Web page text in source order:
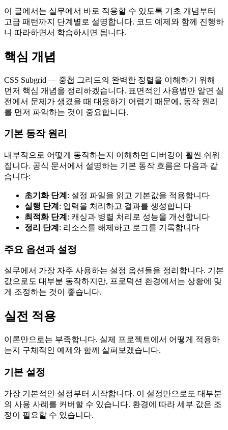
이 글에서는 실무에서 바로 적용할 수 있도록 기초 개념부터
고급 패턴까지 단계별로 설명합니다. 코드 예제와 함께 진행하
니 따라하면서 학습하시면 됩니다.
핵심 개념
CSS Subgrid — 중첩 그리드의 완벽한 정렬을 이해하기 위해
먼저 핵심 개념을 정리하겠습니다. 표면적인 사용법만 알면 실
전에서 문제가 생겼을 때 대응하기 어렵기 때문에, 동작 원리
를 먼저 파악하는 것이 중요합니다.
기본 동작 원리
내부적으로 어떻게 동작하는지 이해하면 디버깅이 훨씬 쉬워
집니다. 공식 문서에서 설명하는 기본 동작 흐름은 다음과 같
습니다:
초기화 단계 : 설정 파일을 읽고 기본값을 적용합니다
실행 단계 : 입력을 처리하고 결과를 생성합니다
최적화 단계 : 캐싱과 병렬 처리로 성능을 개선합니다
정리 단계 : 리소스를 해제하고 로그를 기록합니다
주요 옵션과 설정
실무에서 가장 자주 사용하는 설정 옵션들을 정리합니다. 기본
값으로도 대부분 동작하지만, 프로덕션 환경에서는 상황에 맞
게 조정하는 것이 좋습니다.
실전 적용
이론만으로는 부족합니다. 실제 프로젝트에서 어떻게 적용하
는지 구체적인 예제와 함께 살펴보겠습니다.
기본 설정
가장 기본적인 설정부터 시작합니다. 이 설정만으로도 대부분
의 사용 사례를 커버할 수 있습니다. 환경에 따라 세부 값은 조
정이 필요할 수 있습니다.